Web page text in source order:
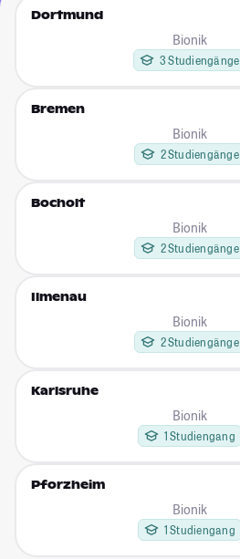
Dortmund
Bionik
3 Studiengänge
Bremen
Bionik
2 Studiengänge
Bocholt
Bionik
2 Studiengänge
Ilmenau
Bionik
2 Studiengänge
Karlsruhe
Bionik
1 Studiengang
Pforzheim
Bionik
1 Studiengang